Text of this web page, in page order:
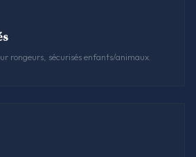
rongeurs, sécurisés enfants/animaux.